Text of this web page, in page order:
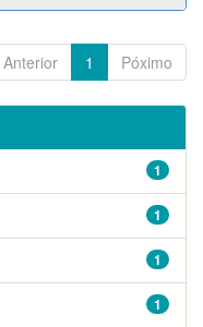
Anterior 1 Póximo
1
1
1
1